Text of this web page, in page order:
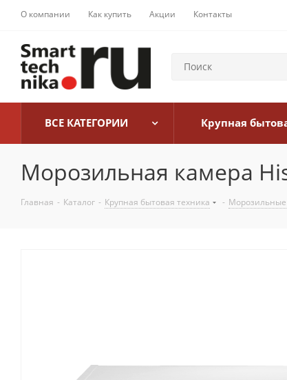
О компании Как купить Акции Контакты
ВСЕ КАТЕГОРИИ Крупная
Морозильная камера
Главная - Каталог - Крупная бытовая техника -